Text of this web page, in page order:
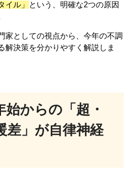
イル」
という、明確な2つの原因
家としての視点から、今年の不調
解決策を分かりやすく解説しま
からの「超・
差」が自律神経